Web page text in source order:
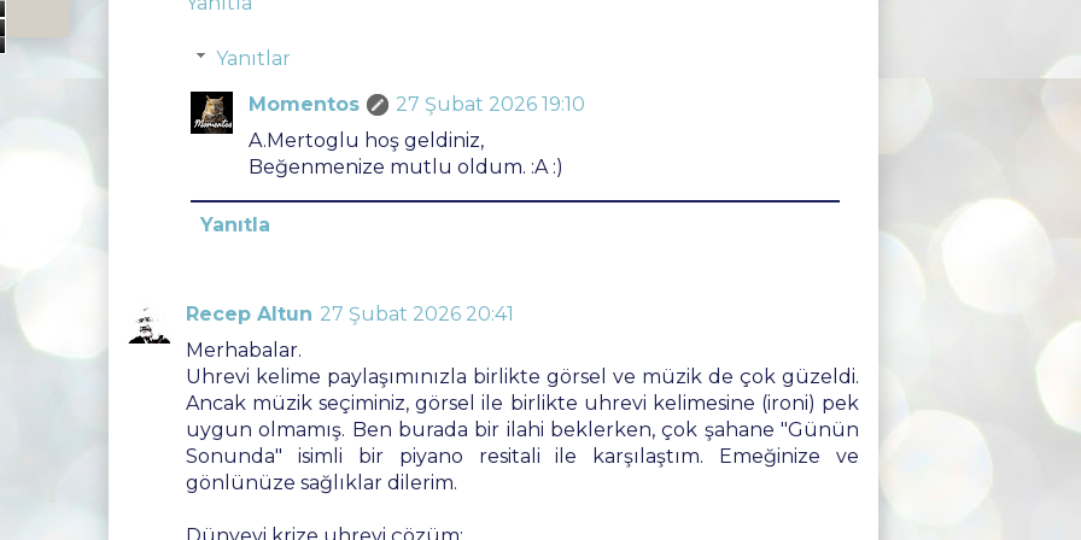
Yanıtlar
Momentos
27 Şubat 2026 19:10
A.Mertoglu hoş geldiniz,
Beğenmenize mutlu oldum. :A :)
Yanıtla
Recep Altun 27 Şubat 2026 20:41
Merhabalar.
Uhrevi kelime paylaşımınızla birlikte görsel ve müzik de çok güzeldi.
Ancak müzik seçiminiz, görsel ile birlikte uhrevi kelimesine (ironi) pek
uygun olmamış. Ben burada bir ilahi beklerken, çok şahane "Günün
Sonunda" isimli bir piyano resitali ile karşılaştım. Emeğinize ve
gönlünüze sağlıklar dilerim.